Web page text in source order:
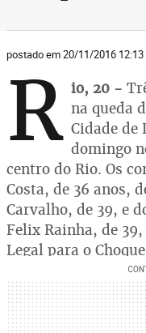
postado em 20/11/2016
R io, 20 -
na queda
Cidade de
domingo
centro do Rio. Os
Costa, de 36 anos,
Carvalho, de 39, e
Felix Rainha, de
Legal para o